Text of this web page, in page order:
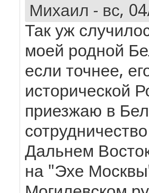
Михаил - вс,
Так уж
моей родной
если точнее,
исторической
приезжаю в
Дальнем
на "Эхе